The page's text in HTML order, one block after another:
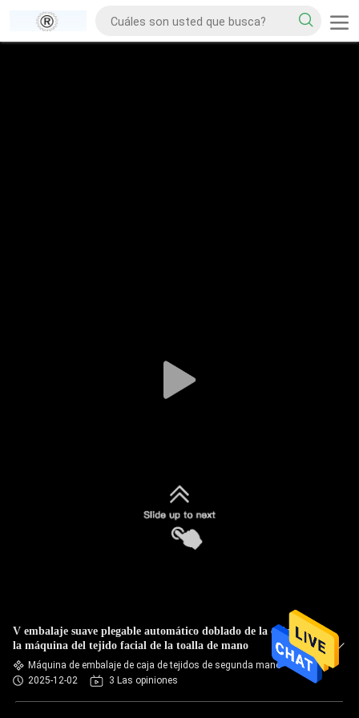
V embalaje suave plegable automático doblado de la caja de
la máquina del tejido facial de la toalla de mano
Máquina de embalaje de caja de tejidos de segunda mano
2025-12-02
3 Las opiniones